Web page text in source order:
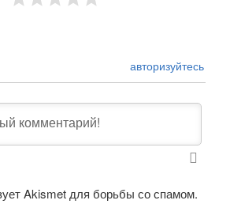
авторизуйтесь
Akismet для борьбы со спамом.